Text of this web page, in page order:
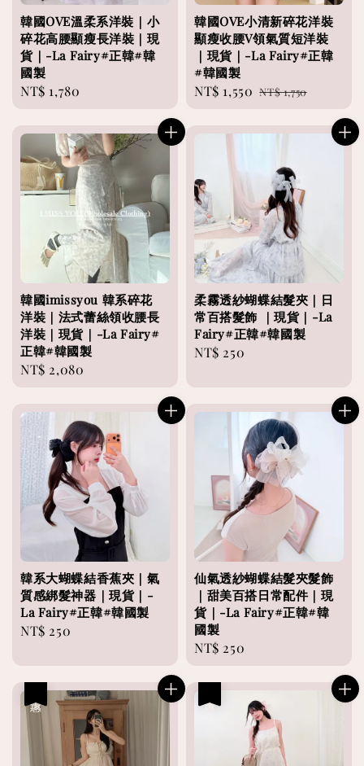
韓國OVE溫柔系洋裝｜小
碎花高腰顯瘦長洋裝｜現
貨｜-La Fairy#正韓#韓
國製
Regular
NT$ 1,780
韓國OVE小清新碎花洋裝
顯瘦收腰V領氣質短洋裝
｜現貨｜-La Fairy#正韓
#韓國製
Sale
NT$ 1,550 Regular
NT$ 1,750
韓國imissyou 韓系碎花
洋裝｜法式蕾絲領收腰長
洋裝｜現貨｜-La Fairy#
正韓#韓國製
Regular
NT$ 2,080
柔霧透紗蝴蝶結髮夾｜日
常百搭髮飾 ｜現貨｜-La
Fairy#正韓#韓國製
Regular
NT$ 250
韓系大蝴蝶結香蕉夾｜氣
質感綁髮神器｜現貨｜-
La Fairy#正韓#韓國製
Regular
NT$ 250
仙氣透紗蝴蝶結髮夾髮飾
｜甜美百搭日常配件｜現
貨｜-La Fairy#正韓#韓
國製
Regular
NT$ 250